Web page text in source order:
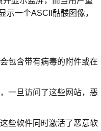
一个ASCII骷髅图像，
包含带有病毒的附件或在
一旦访问了这些网站，恶
些软件同时激活了恶意软